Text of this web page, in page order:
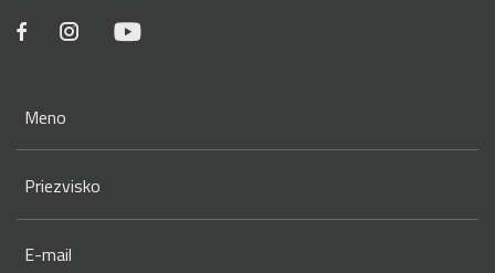
Meno
Priezvisko
E-mail